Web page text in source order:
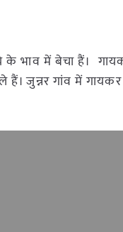
के भाव में बेचा हैं।
हैं। जुन्नर गांव में